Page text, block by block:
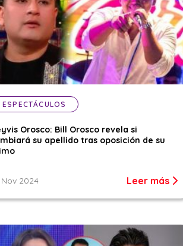
ESPECTÁCULOS
Orosco: Bill Orosco revela si
su apellido tras oposición de su
Nov 2024 Leer más